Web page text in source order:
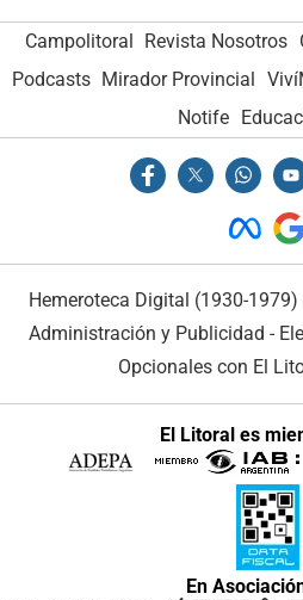
Campolitoral Revista Nosotros
Podcasts Mirador Provincial
Notife
Hemeroteca Digital (1930-1979)
Administración y Publicidad -
Opcionales con El
El Litoral es
En